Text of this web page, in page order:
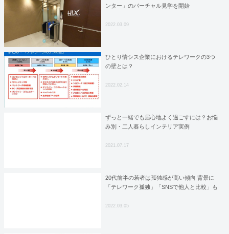
ンター」のバーチャル見学を開始
2022.03.09
ひとり情シス企業におけるテレワークの3つ
の壁とは？
2022.02.14
ずっと一緒でも居心地よく過ごすには？お悩
み別・二人暮らしインテリア実例
2021.07.17
20代前半の若者は孤独感が高い傾向 背景に
「テレワーク孤独」「SNSで他人と比較」も
2022.03.05